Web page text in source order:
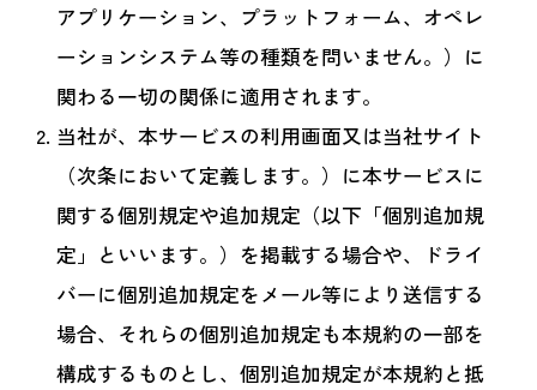
アプリケーション、プラットフォーム、オペレ
ーションシステム等の種類を問いません。）に
関わる一切の関係に適用されます。
当社が、本サービスの利用画面又は当社サイト
（次条において定義します。）に本サービスに
関する個別規定や追加規定（以下「個別追加規
定」といいます。）を掲載する場合や、ドライ
バーに個別追加規定をメール等により送信する
場合、それらの個別追加規定も本規約の一部を
構成するものとし、個別追加規定が本規約と抵